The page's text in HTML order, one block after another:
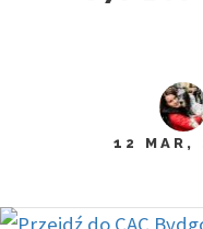
12 MAR,